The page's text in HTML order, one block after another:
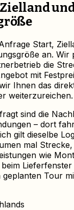
Start,
an.
die
mit
Ihnen das
weiterzureichen.
sind die
– dort
gilt dieselbe
mal
wie
Tour